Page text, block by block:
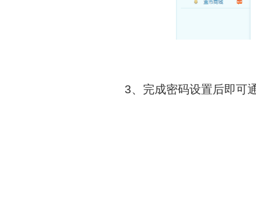
3、完成密码设置后即可